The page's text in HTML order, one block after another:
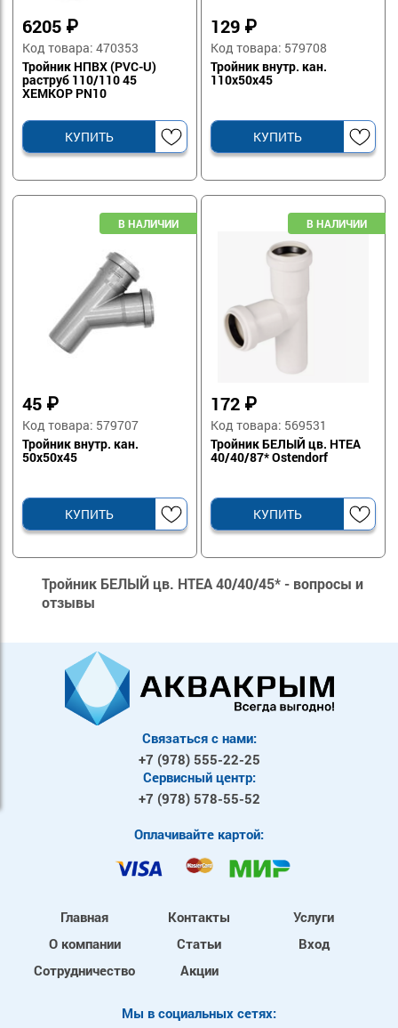
6205 ₽
Код товара: 470353
Тройник НПВХ (PVC-U)
раструб 110/110 45
ХЕМКОР PN10
КУПИТЬ
129 ₽
Код товара: 579708
Тройник внутр. кан.
110х50х45
КУПИТЬ
45 ₽
Код товара: 579707
Тройник внутр. кан.
50х50х45
КУПИТЬ
172 ₽
Код товара: 569531
Тройник БЕЛЫЙ цв. HTEA
40/40/87* Ostendorf
КУПИТЬ
Тройник БЕЛЫЙ цв. HTEA 40/40/45* - вопросы и
отзывы
Связаться с нами:
+7 (978) 555-22-25
Сервисный центр:
+7 (978) 578-55-52
Оплачивайте картой:
Главная
О компании
Сотрудничество
Контакты
Статьи
Акции
Услуги
Вход
Mы в социальных сетях: